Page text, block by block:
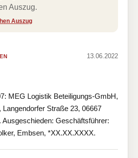
Auszug.
Auszug
13.06.2022
MEG Logistik Beteiligungs-GmbH,
Langendorfer Straße 23, 06667
Ausgeschieden: Geschäftsführer:
Embsen, *XX.XX.XXXX.